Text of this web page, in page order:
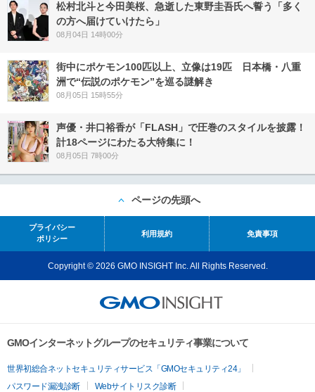
松村北斗と今田美桜、急逝した東野圭吾氏へ誓う「多く
の方へ届けていけたら」
08月04日 14時00分
街中にポケモン100匹以上、立像は19匹 日本橋・八重
洲で“伝説のポケモン”を巡る謎解き
08月05日 15時55分
声優・井口裕香が「FLASH」で圧巻のスタイルを披露！
計18ページにわたる大特集に！
08月05日 7時00分
ページの先頭へ
プライバシー
ポリシー
利用規約 免責事項
Copyright © 2026 GMO INSIGHT Inc. All Rights Reserved.
GMOインターネットグループのセキュリティ事業について
世界初総合ネットセキュリティサービス「GMOセキュリティ24」
パスワード漏洩診断
Webサイトリスク診断